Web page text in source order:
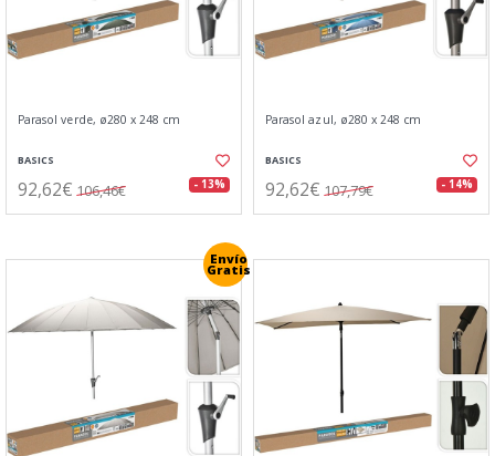
Parasol verde, ø280 x 248 cm
BASICS
92,62€ 106,46€ - 13%
Parasol azul, ø280 x 248 cm
BASICS
92,62€ 107,79€ - 14%
Envío
Gratis